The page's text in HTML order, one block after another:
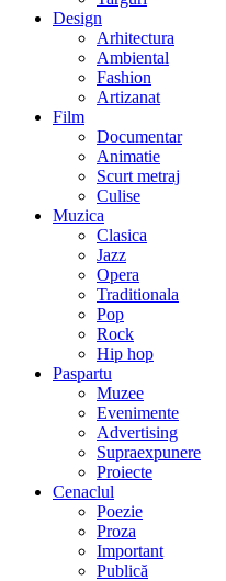
Design
Arhitectura
Ambiental
Fashion
Artizanat
Film
Documentar
Animatie
Scurt metraj
Culise
Muzica
Clasica
Jazz
Opera
Traditionala
Pop
Rock
Hip hop
Paspartu
Muzee
Evenimente
Advertising
Supraexpunere
Proiecte
Cenaclul
Poezie
Proza
Important
Publică